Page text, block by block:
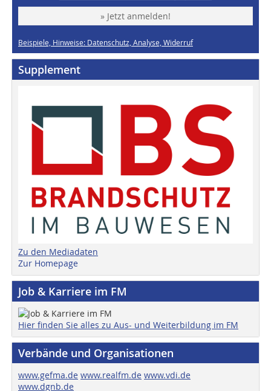
» Jetzt anmelden!
Beispiele, Hinweise: Datenschutz, Analyse, Widerruf
Supplement
Zu den Mediadaten
Zur Homepage
Job & Karriere im FM
Hier finden Sie alles zu Aus- und Weiterbildung im FM
Verbände und Organisationen
www.gefma.de www.realfm.de www.vdi.de
www.dgnb.de